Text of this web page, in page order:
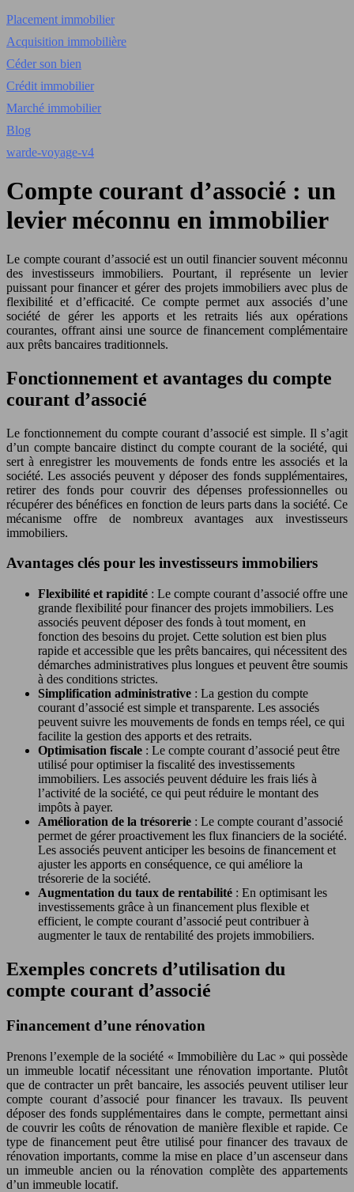
Placement immobilier
Acquisition immobilière
Céder son bien
Crédit immobilier
Marché immobilier
Blog
warde-voyage-v4
Compte courant d’associé : un
levier méconnu en immobilier
Le compte courant d’associé est un outil financier souvent méconnu
des investisseurs immobiliers. Pourtant, il représente un levier
puissant pour financer et gérer des projets immobiliers avec plus de
flexibilité et d’efficacité. Ce compte permet aux associés d’une
société de gérer les apports et les retraits liés aux opérations
courantes, offrant ainsi une source de financement complémentaire
aux prêts bancaires traditionnels.
Fonctionnement et avantages du compte
courant d’associé
Le fonctionnement du compte courant d’associé est simple. Il s’agit
d’un compte bancaire distinct du compte courant de la société, qui
sert à enregistrer les mouvements de fonds entre les associés et la
société. Les associés peuvent y déposer des fonds supplémentaires,
retirer des fonds pour couvrir des dépenses professionnelles ou
récupérer des bénéfices en fonction de leurs parts dans la société. Ce
mécanisme offre de nombreux avantages aux investisseurs
immobiliers.
Avantages clés pour les investisseurs immobiliers
Flexibilité et rapidité : Le compte courant d’associé offre une
grande flexibilité pour financer des projets immobiliers. Les
associés peuvent déposer des fonds à tout moment, en
fonction des besoins du projet. Cette solution est bien plus
rapide et accessible que les prêts bancaires, qui nécessitent des
démarches administratives plus longues et peuvent être soumis
à des conditions strictes.
Simplification administrative : La gestion du compte
courant d’associé est simple et transparente. Les associés
peuvent suivre les mouvements de fonds en temps réel, ce qui
facilite la gestion des apports et des retraits.
Optimisation fiscale : Le compte courant d’associé peut être
utilisé pour optimiser la fiscalité des investissements
immobiliers. Les associés peuvent déduire les frais liés à
l’activité de la société, ce qui peut réduire le montant des
impôts à payer.
Amélioration de la trésorerie : Le compte courant d’associé
permet de gérer proactivement les flux financiers de la société.
Les associés peuvent anticiper les besoins de financement et
ajuster les apports en conséquence, ce qui améliore la
trésorerie de la société.
Augmentation du taux de rentabilité : En optimisant les
investissements grâce à un financement plus flexible et
efficient, le compte courant d’associé peut contribuer à
augmenter le taux de rentabilité des projets immobiliers.
Exemples concrets d’utilisation du
compte courant d’associé
Financement d’une rénovation
Prenons l’exemple de la société « Immobilière du Lac » qui possède
un immeuble locatif nécessitant une rénovation importante. Plutôt
que de contracter un prêt bancaire, les associés peuvent utiliser leur
compte courant d’associé pour financer les travaux. Ils peuvent
déposer des fonds supplémentaires dans le compte, permettant ainsi
de couvrir les coûts de rénovation de manière flexible et rapide. Ce
type de financement peut être utilisé pour financer des travaux de
rénovation importants, comme la mise en place d’un ascenseur dans
un immeuble ancien ou la rénovation complète des appartements
d’un immeuble locatif.